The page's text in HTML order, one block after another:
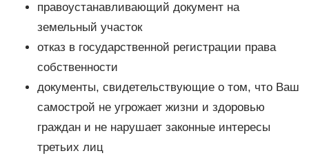
правоустанавливающий документ на
земельный участок
отказ в государственной регистрации права
собственности
документы, свидетельствующие о том, что Ваш
самострой не угрожает жизни и здоровью
граждан и не нарушает законные интересы
третьих лиц